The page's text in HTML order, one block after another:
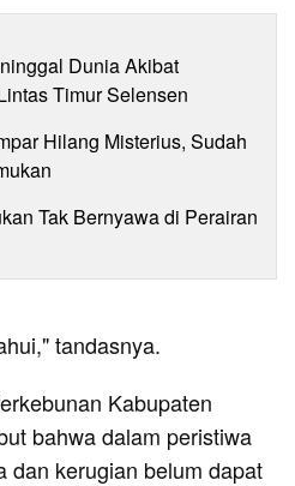
Dunia Akibat
Timur Selensen
Hilang Misterius, Sudah
Tak Bernyawa di Perairan
tandasnya.
Kabupaten
bahwa dalam peristiwa
dan kerugian belum dapat